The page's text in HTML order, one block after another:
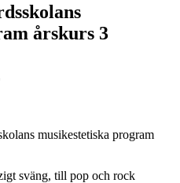
årskurs 3
musikestetiska program
sväng, till pop och rock